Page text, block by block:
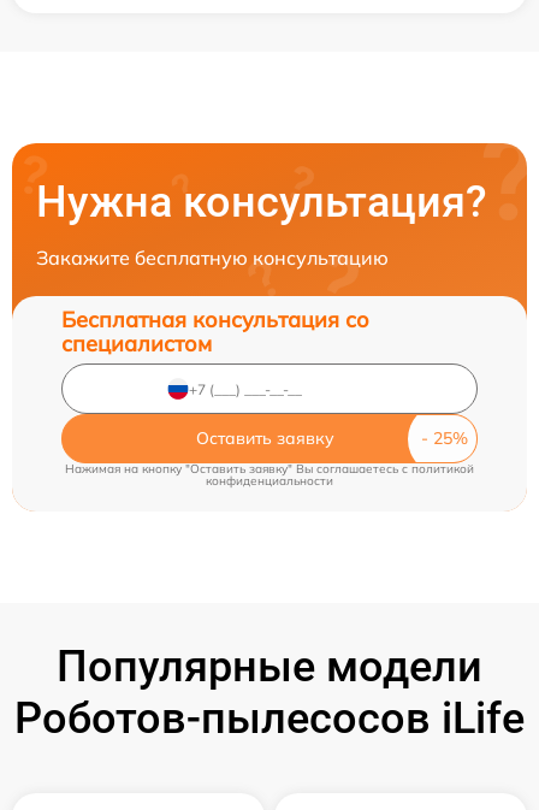
Нужна консультация?
Закажите бесплатную консультацию
Бесплатная консультация со
специалистом
Оставить заявку
Нажимая на кнопку "Оставить заявку" Вы соглашаетесь c политикой
конфиденциальности
Популярные модели
Роботов-пылесосов iLife